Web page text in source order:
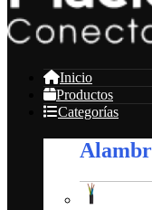
Inicio
Productos
Categorías